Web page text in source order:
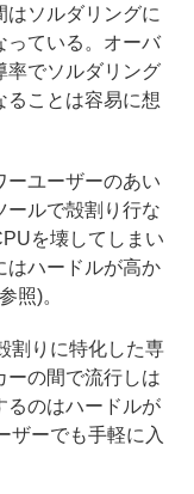
はソルダリングに
っている。オーバ
率でソルダリング
ることは容易に想
ユーザーのあい
ールで殻割り行な
を壊してしまい
はハードルが高か
参照)。
割りに特化した専
ーの間で流行しは
るのはハードルが
ザーでも手軽に入